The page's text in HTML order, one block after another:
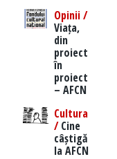
Opinii /
Viața,
din
proiect
în
proiect
– AFCN
Cultura
/Cine
câștigă
la AFCN